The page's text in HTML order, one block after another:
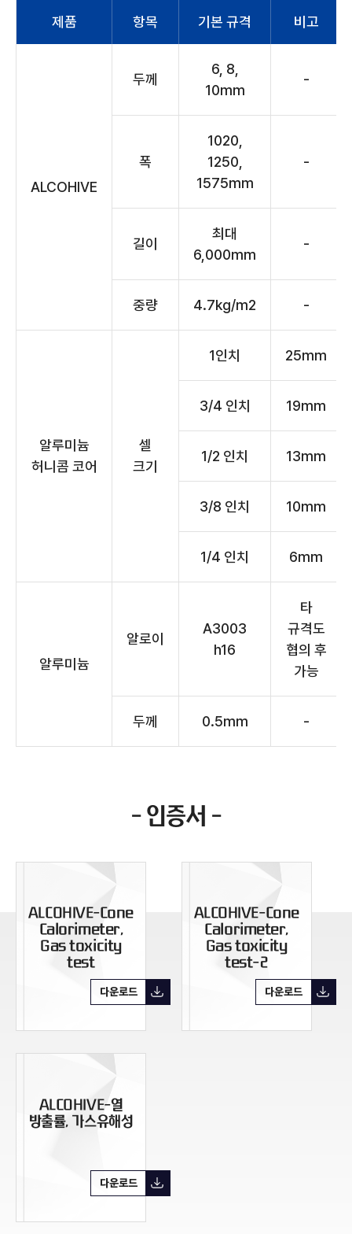
제품 항목 기본 규격 비고
ALCOHIVE
두께
6, 8,
10mm
-
폭
1020,
1250,
1575mm
-
길이
최대
6,000mm
-
중량 4.7kg/m2 -
알루미늄
허니콤 코어
셀
크기
1인치 25mm
3/4 인치 19mm
1/2 인치 13mm
3/8 인치 10mm
1/4 인치 6mm
알루미늄
알로이
A3003
h16
타
규격도
협의 후
가능
두께 0.5mm -
인증서
ALCOHIVE-Cone
Calorimeter,
Gas toxicity
test
다운로드
ALCOHIVE-Cone
Calorimeter,
Gas toxicity
test-2
다운로드
ALCOHIVE-열
방출률, 가스유해성
다운로드